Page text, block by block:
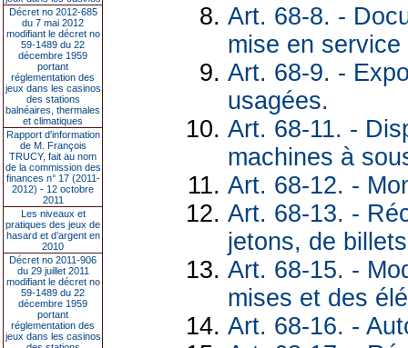
Décret no 2012-685
du 7 mai 2012
modifiant le décret no
59-1489 du 22
décembre 1959
portant
réglementation des
jeux dans les casinos
des stations
balnéaires, thermales
et climatiques
Rapport d'information
de M. François
TRUCY, fait au nom
de la commission des
finances n° 17 (2011-
2012) - 12 octobre
2011
Les niveaux et
pratiques des jeux de
hasard et d’argent en
2010
Décret no 2011-906
du 29 juillet 2011
modifiant le décret no
59-1489 du 22
décembre 1959
portant
réglementation des
jeux dans les casinos
Art. 68-8. -
mise en
Art. 68-9. -
usagées.
Art. 68-11. -
machines à
Art. 68-12. -
Art. 68-13. -
jetons, de
Art. 68-15. -
mises et des
Art. 68-16. -